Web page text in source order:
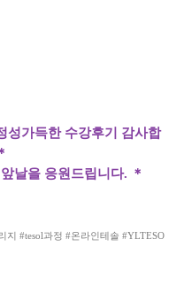
성가득한 수강후기 감사합
날을 응원드립니다. ＊
지 #tesol과정 #온라인테솔 #YLTESO